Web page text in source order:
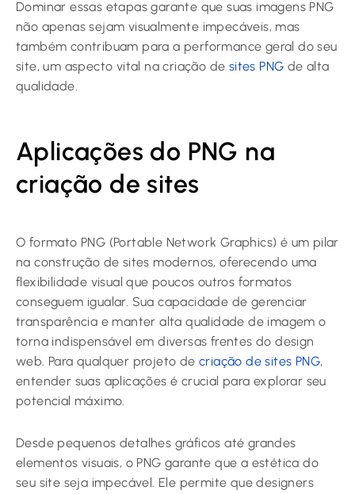
Dominar essas etapas garante que suas imagens PNG
não apenas sejam visualmente impecáveis, mas
também contribuam para a performance geral do seu
site, um aspecto vital na criação de sites PNG de alta
qualidade.
Aplicações do PNG na
criação de sites
O formato PNG (Portable Network Graphics) é um pilar
na construção de sites modernos, oferecendo uma
flexibilidade visual que poucos outros formatos
conseguem igualar. Sua capacidade de gerenciar
transparência e manter alta qualidade de imagem o
torna indispensável em diversas frentes do design
web. Para qualquer projeto de criação de sites PNG,
entender suas aplicações é crucial para explorar seu
potencial máximo.
Desde pequenos detalhes gráficos até grandes
elementos visuais, o PNG garante que a estética do
seu site seja impecável. Ele permite que designers